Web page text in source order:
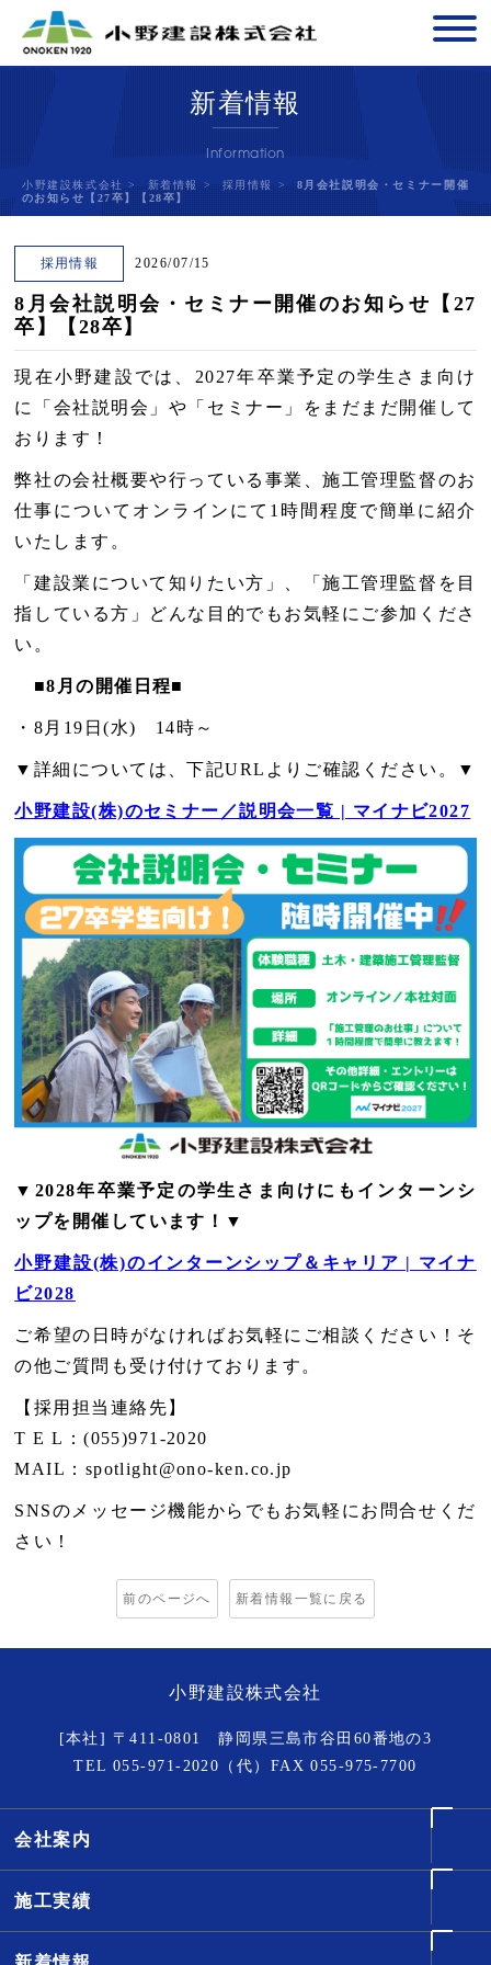
新着情報
Information
小野建設株式会社 > 新着情報> 採用情報> 8月会社説明会・セミナー開催
のお知らせ【27卒】【28卒】
採用情報 2026/07/15
8月会社説明会・セミナー開催のお知らせ【27
卒】【28卒】
現在小野建設では、2027年卒業予定の学生さま向け
に「会社説明会」や「セミナー」をまだまだ開催して
おります！
弊社の会社概要や行っている事業、施工管理監督のお
仕事について オンラインにて1時間程度で簡単に紹介
いたします。
「建設業について知りたい方」、「施工管理監督を目
指している方」どんな目的でもお気軽にご参加くださ
い。
■8月の開催日程■
・8 月19日(水) 14時～
▼詳細については、下記URLよりご確認ください。▼
小野建設(株)のセミナー／説明会一覧 | マイナビ2027
▼2028年卒業予定の学生さま向けにもインターンシ
ップを開催しています！▼
小野建設(株)のインターンシップ＆キャリア | マイナ
ビ2028
ご希望の日時がなければお気軽にご相談ください！そ
の他ご質問も受け付けております。
【採用担当連絡先】
T E L：(055)971-2020
MAIL：spotlight@ono-ken.co.jp
SNSのメッセージ機能からでもお気軽にお問合せくだ
さい！
前のページへ 新着情報一覧に戻る
小野建設株式会社
[本社] 〒411-0801 静岡県三島市谷田60番地の3
TEL055-971-2020 （代）FAX 055-975-7700
会社案内
施工実績